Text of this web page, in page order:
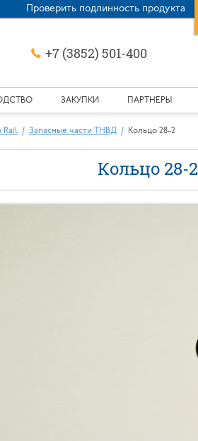
Проверить подлинность продукта
+7 (3852) 501-400
ЗАКУПКИ ПАРТНЕРЫ
Rail Запасные части ТНВД Кольцо 28-2
Кольцо 28-